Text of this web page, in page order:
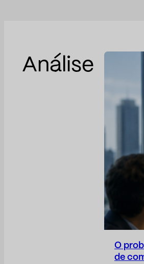
Análise
O
de